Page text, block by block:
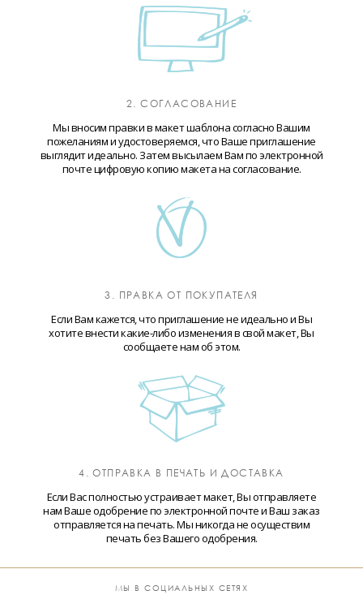
2. СОГЛАСОВАНИЕ
Мы вносим правки в макет шаблона согласно Вашим
пожеланиям и удостоверяемся, что Ваше приглашение
выглядит идеально. Затем высылаем Вам по электронной
почте цифровую копию макета на согласование.
3. ПРАВКА ОТ ПОКУПАТЕЛЯ
Если Вам кажется, что приглашение не идеально и Вы
хотите внести какие-либо изменения в свой макет, Вы
сообщаете нам об этом.
4. ОТПРАВКА В ПЕЧАТЬ И ДОСТАВКА
Если Вас полностью устраивает макет, Вы отправляете
нам Ваше одобрение по электронной почте и Ваш заказ
отправляется на печать. Мы никогда не осуществим
печать без Вашего одобрения.
МЫ В СОЦИАЛЬНЫХ СЕТЯХ